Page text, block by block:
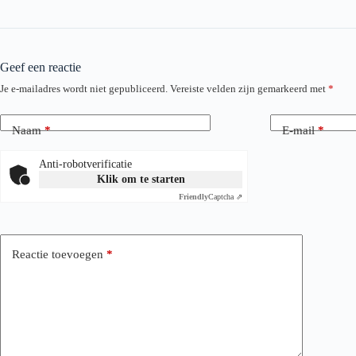
Geef een reactie
Je e-mailadres wordt niet gepubliceerd. Vereiste velden zijn gemarkeerd met *
Naam* E-mail*
Anti-robotverificatie
Klik om te starten
FriendlyCaptcha ⇗
Reactie toevoegen *